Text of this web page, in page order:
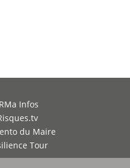
Infos
du Maire
Tour